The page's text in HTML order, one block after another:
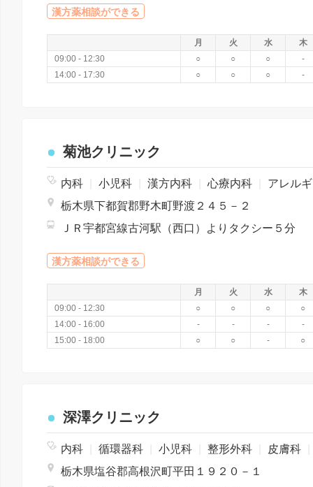
漢方薬相談ができる
月 火 水
木
09:00 - 12:30
○ ○ ○
-
14:00 - 17:30
○ ○ ○ -
菊池クリニック
内科 小児科 漢方内科 心療内科
アレルギー科
栃木県下都賀郡野木町野渡２４５－２
ＪＲ宇都宮線古河駅（西口）よりタクシー５分
漢方薬相談ができる
月 火 水
木
09:00 - 12:30
○ ○ ○
○
14:00 - 16:00
- - -
-
15:00 - 18:00
○ ○ - ○
深澤クリニック
内科 循環器科 小児科 整形外科 皮膚科
栃木県塩谷郡高根沢町平田１９２０－１